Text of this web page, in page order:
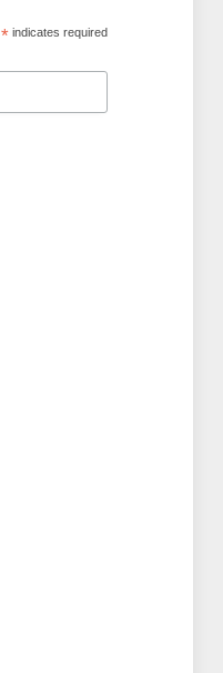
*indicates required